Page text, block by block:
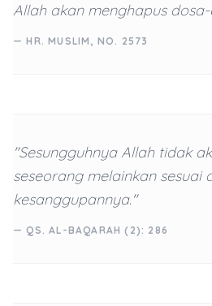
Allah akan menghapus
— HR. MUSLIM, NO. 2573
"Sesungguhnya Allah tidak
seseorang melainkan sesuai
kesanggupannya."
— QS. AL-BAQARAH (2): 286